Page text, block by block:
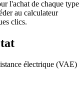
l'achat de chaque type
au calculateur
clics.
électrique (VAE)